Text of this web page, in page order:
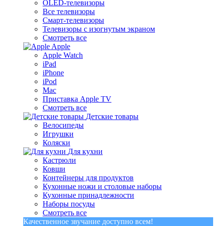
OLED-телевизоры
Все телевизоры
Смарт-телевизоры
Телевизоры с изогнутым экраном
Смотреть все
Apple
Apple Watch
iPad
iPhone
iPod
Mac
Приставка Apple TV
Смотреть все
Детские товары
Велосипеды
Игрушки
Коляски
Для кухни
Кастрюли
Ковши
Контейнеры для продуктов
Кухонные ножи и столовые наборы
Кухонные принадлежности
Наборы посуды
Смотреть все
Качественное звучание доступно всем!